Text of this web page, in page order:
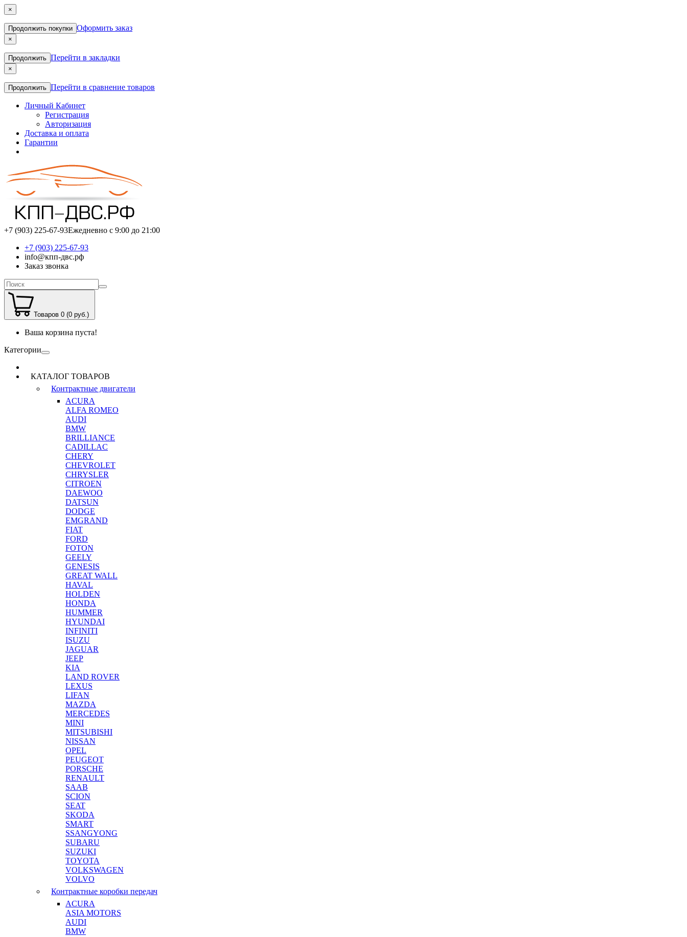
×
Продолжить покупки Оформить заказ
×
Продолжить Перейти в закладки
×
Продолжить Перейти в сравнение товаров
Личный Кабинет
Регистрация
Авторизация
Доставка и оплата
Гарантии
+7 (903) 225-67-93Ежедневно с 9:00 до 21:00
+7 (903) 225-67-93
info@кпп-двс.рф
Заказ звонка
Товаров 0 (0 руб.)
Ваша корзина пуста!
Категории
КАТАЛОГ ТОВАРОВ
Контрактные двигатели
ACURA
ALFA ROMEO
AUDI
BMW
BRILLIANCE
CADILLAC
CHERY
CHEVROLET
CHRYSLER
CITROEN
DAEWOO
DATSUN
DODGE
EMGRAND
FIAT
FORD
FOTON
GEELY
GENESIS
GREAT WALL
HAVAL
HOLDEN
HONDA
HUMMER
HYUNDAI
INFINITI
ISUZU
JAGUAR
JEEP
KIA
LAND ROVER
LEXUS
LIFAN
MAZDA
MERCEDES
MINI
MITSUBISHI
NISSAN
OPEL
PEUGEOT
PORSCHE
RENAULT
SAAB
SCION
SEAT
SKODA
SMART
SSANGYONG
SUBARU
SUZUKI
TOYOTA
VOLKSWAGEN
VOLVO
Контрактные коробки передач
ACURA
ASIA MOTORS
AUDI
BMW